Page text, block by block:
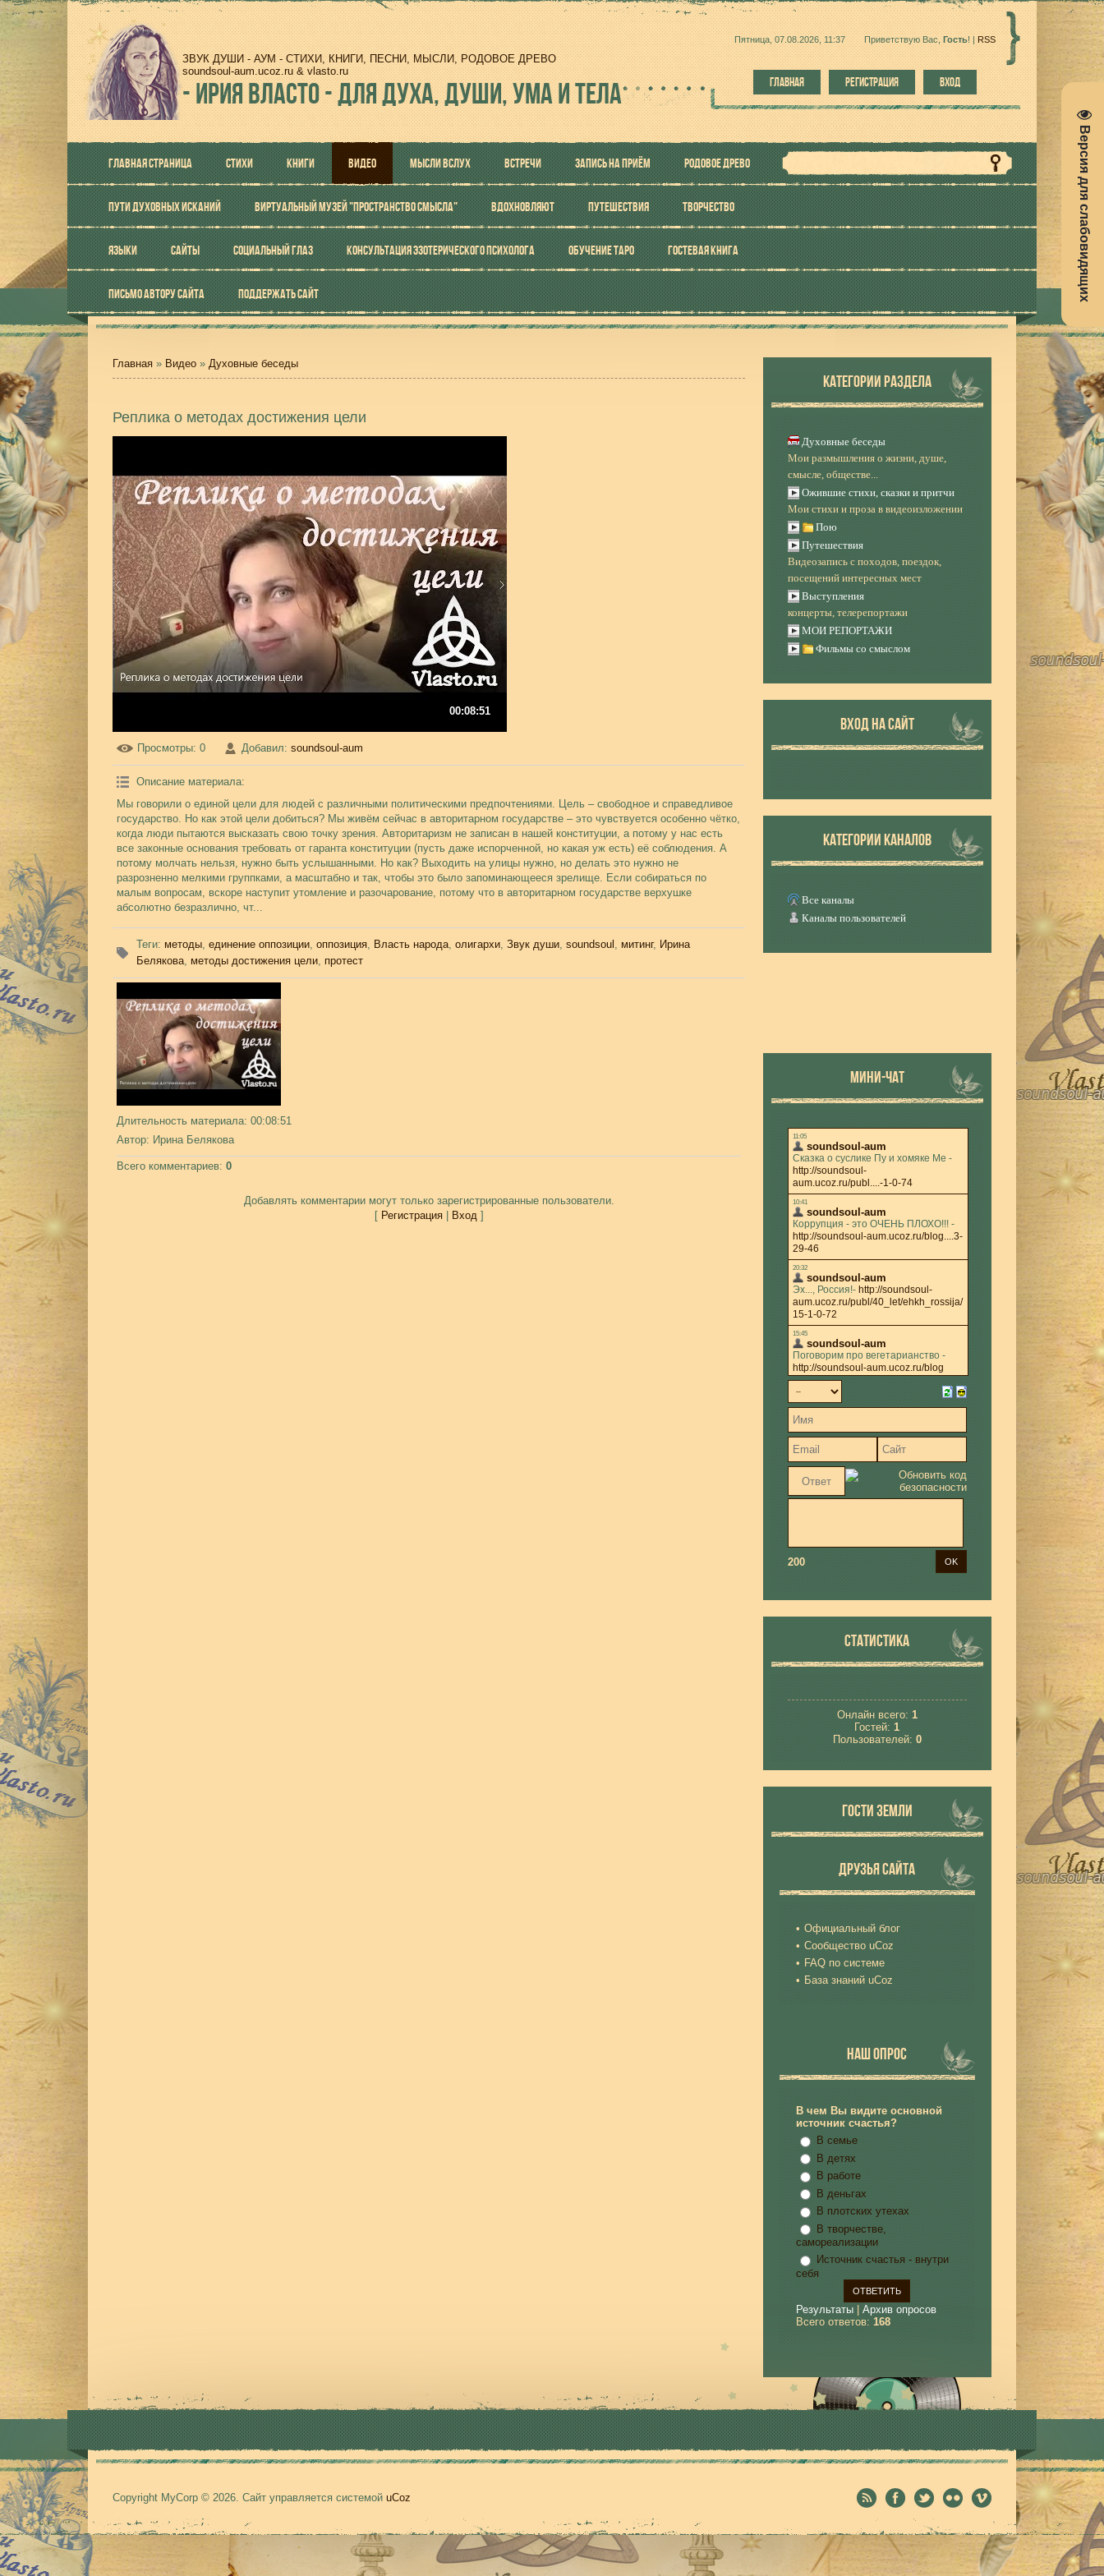
Версия для слабовидящих
ЗВУК ДУШИ - АУМ - СТИХИ, КНИГИ, ПЕСНИ, МЫСЛИ, РОДОВОЕ ДРЕВО
soundsoul-aum.ucoz.ru & vlasto.ru
-ИРИЯ ВЛАСТО - ДЛЯ ДУХА, ДУШИ, УМА И ТЕЛА
Пятница, 07.08.2026, 11:37 Приветствую Вас Гость! | RSS
ГЛАВНАЯ РЕГИСТРАЦИЯ ВХОД
ГЛАВНАЯ СТРАНИЦА СТИХИ КНИГИ ВИДЕО МЫСЛИ ВСЛУХ ВСТРЕЧИ ЗАПИСЬ НА ПРИЁМ РОДОВОЕ ДРЕВО
ПУТИ ДУХОВНЫХ ИСКАНИЙ ВИРТУАЛЬНЫЙ МУЗЕЙ "ПРОСТРАНСТВО СМЫСЛА" ВДОХНОВЛЯЮТ ПУТЕШЕСТВИЯ ТВОРЧЕСТВО
ЯЗЫКИ САЙТЫ СОЦИАЛЬНЫЙ ГЛАЗ КОНСУЛЬТАЦИЯ ЭЗОТЕРИЧЕСКОГО ПСИХОЛОГА ОБУЧЕНИЕ ТАРО ГОСТЕВАЯ КНИГА
ПИСЬМО АВТОРУ САЙТА ПОДДЕРЖАТЬ САЙТ
Главная » Видео » Духовные беседы
Реплика о методах достижения цели
00:08:51
Просмотры: 0 Добавил: soundsoul-aum
Описание материала:
Мы говорили о единой цели для людей с различными политическими предпочтениями. Цель – свободное и справедливое
государство. Но как этой цели добиться? Мы живём сейчас в авторитарном государстве – это чувствуется особенно чётко,
когда люди пытаются высказать свою точку зрения. Авторитаризм не записан в нашей конституции, а потому у нас есть
все законные основания требовать от гаранта конституции (пусть даже испорченной, но какая уж есть) её соблюдения. А
потому молчать нельзя, нужно быть услышанными. Но как? Выходить на улицы нужно, но делать это нужно не
разрозненно мелкими группками, а масштабно и так, чтобы это было запоминающееся зрелище. Если собираться по
малым вопросам, вскоре наступит утомление и разочарование, потому что в авторитарном государстве верхушке
абсолютно безразлично, чт...
Теги: методы, единение оппозиции, оппозиция, Власть народа, олигархи, Звук души, soundsoul , митинг, Ирина
Белякова, методы достижения цели, протест
Длительность материала: 00:08:51
Автор: Ирина Белякова
Всего комментариев: 0
Добавлять комментарии могут только зарегистрированные пользователи.
[ Регистрация| Вход]
КАТЕГОРИИ РАЗДЕЛА
Духовные беседы
Мои размышления о жизни, душе,
смысле, обществе...
Ожившие стихи, сказки и притчи
Мои стихи и проза в видеоизложении
Пою
Путешествия
Видеозапись с походов, поездок,
посещений интересных мест
Выступления
концерты, телерепортажи
МОИ РЕПОРТАЖИ
Фильмы со смыслом
ВХОД НА САЙТ
КАТЕГОРИИ КАНАЛОВ
Все каналы
Каналы пользователей
МИНИ-ЧАТ
200
СТАТИСТИКА
Онлайн всего: 1
Гостей:1
Пользователей: 0
ГОСТИ ЗЕМЛИ
ДРУЗЬЯ САЙТА
Официальный блог
Сообщество uCoz
FAQ по системе
База знаний uCoz
НАШ ОПРОС
В чем Вы видите основной
источник счастья?
В семье
В детях
В работе
В деньгах
В плотских утехах
В творчестве,
самореализации
Источник счастья - внутри
себя
Результаты| Архив опросов
Всего ответов: 168
Copyright MyCorp © 2026. Сайт управляется системой uCoz